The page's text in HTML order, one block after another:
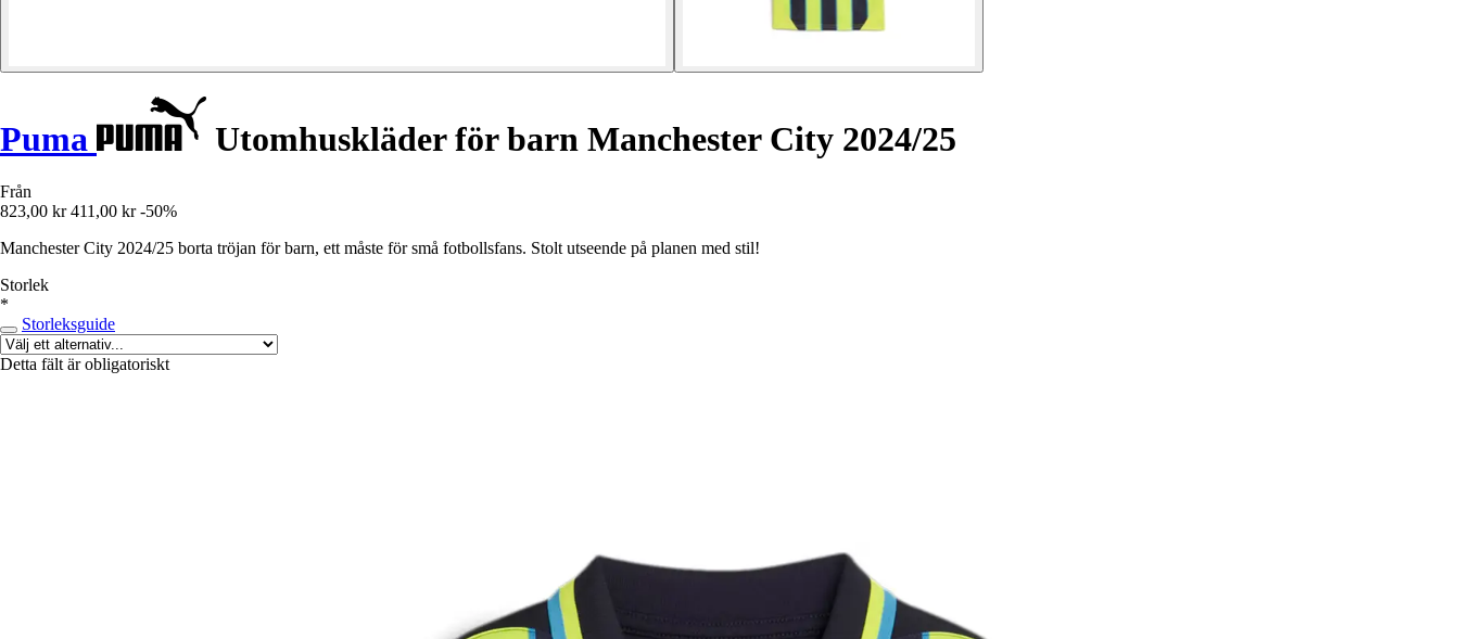
Puma Utomhuskläder för barn Manchester City 2024/25
Från
823,00 kr 411,00 kr -50%
Manchester City 2024/25 borta tröjan för barn, ett måste för små fotbollsfans. Stolt utseende på planen med stil!
Storlek
*
Storleksguide
Detta fält är obligatoriskt